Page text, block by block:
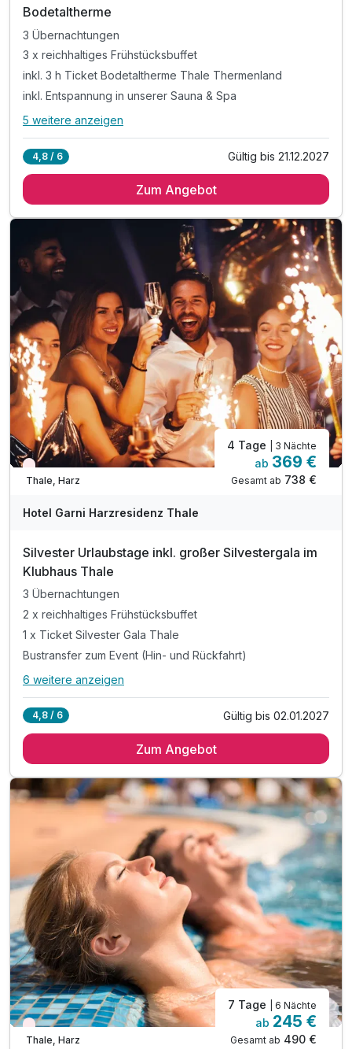
Bodetaltherme
3 Übernachtungen
3 x reichhaltiges Frühstücksbuffet
inkl. 3 h Ticket Bodetaltherme Thale Thermenland
inkl. Entspannung in unserer Sauna & Spa
Alle Inklusivleistungen
3 x reichhaltiges Frühstücksbuffet
inkl. Entspannung in unserer Sauna & Spa
inkl. Bademantel und Saunahandtuch
inkl. einer Flasche Wasser auf dem Zimmer
inkl. Nutzung des öffentlichen Nahverkehrs
inkl. Parkplatz
inkl. W-LAN
5 weitere anzeigen
4,8 / 6 Gültig bis 21.12.2027
Zum Angebot
Aktuell ausgebucht
Thale, Harz
4 Tage | 3 Nächte
ab 369 €
Gesamt ab 738 €
Hotel Garni Harzresidenz Thale
Silvester Urlaubstage inkl. großer Silvestergala im
Klubhaus Thale
3 Übernachtungen
2 x reichhaltiges Frühstücksbuffet
1 x Ticket Silvester Gala Thale
Bustransfer zum Event (Hin- und Rückfahrt)
Alle Inklusivleistungen
2 x reichhaltiges Frühstücksbuffet
Bustransfer zum Event (Hin- und Rückfahrt)
1 x Katerfrühstück am 01.01. 8:30 Uhr - 11:30 Uhr
inkl. Nutzung der hauseigenen Sauna
inkl. 1 Flasche Wasser auf dem Zimmer
inkl. Nutzung des öffentlichen Nahverkehr
inkl. Parkplatz
inkl. W-LAN
6 weitere anzeigen
4,8 / 6 Gültig bis 02.01.2027
Zum Angebot
Wieder frei ab September
Thale, Harz
7 Tage | 6 Nächte
ab 245 €
Gesamt ab 490 €